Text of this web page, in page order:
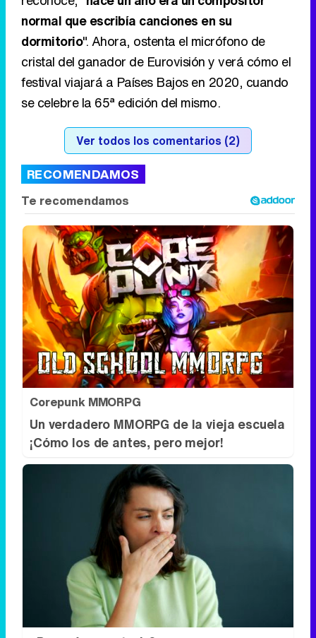
normal que escribía canciones en su
dormitorio". Ahora, ostenta el micrófono de
cristal del ganador de Eurovisión y verá cómo el
festival viajará a Países Bajos en 2020, cuando
se celebre la 65ª edición del mismo.
Ver todos los comentarios (2)
RECOMENDAMOS
Corepunk MMORPG
Un verdadero MMORPG de la vieja escuela
¡Cómo los de antes, pero mejor!